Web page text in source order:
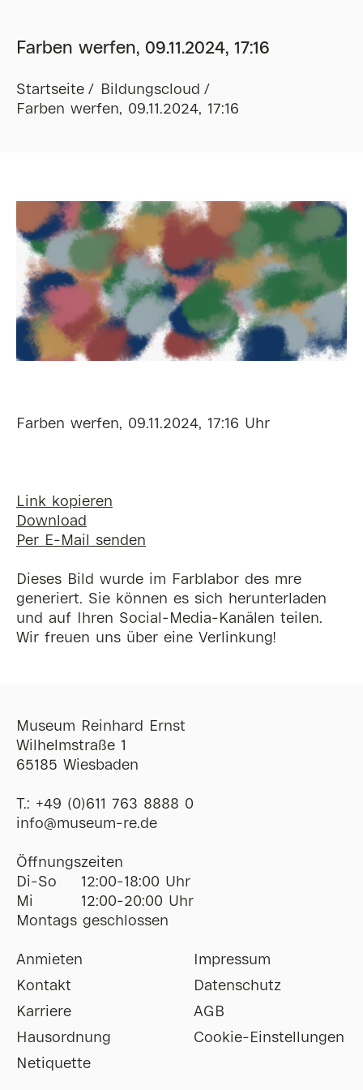
Farben werfen, 09.11.2024, 17:16
Startseite
Bildungscloud
Farben werfen, 09.11.2024, 17:16
Farben werfen, 09.11.2024, 17:16 Uhr
Link kopieren
Download
Per E-Mail senden
Dieses Bild wurde im Farblabor des mre
generiert. Sie können es sich herunterladen
und auf Ihren Social-Media-Kanälen teilen.
Wir freuen uns über eine Verlinkung!
Museum Reinhard Ernst
Wilhelmstraße 1
65185 Wiesbaden
T.: +49 (0)611 763 8888 0
ofni@museum-re de
Öffnungszeiten
Di-So
12:00-18:00 Uhr
Mi
12:00-20:00 Uhr
Montags geschlossen
Anmieten
Kontakt
Karriere
Hausordnung
Netiquette
Impressum
Datenschutz
AGB
Cookie-Einstellungen